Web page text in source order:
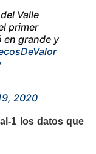
Valle
primer
en grande y
2020
1 los datos que